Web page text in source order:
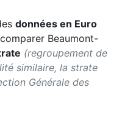
données en Euro
Beaumont-
(regroupement de
similaire, la strate
Générale des